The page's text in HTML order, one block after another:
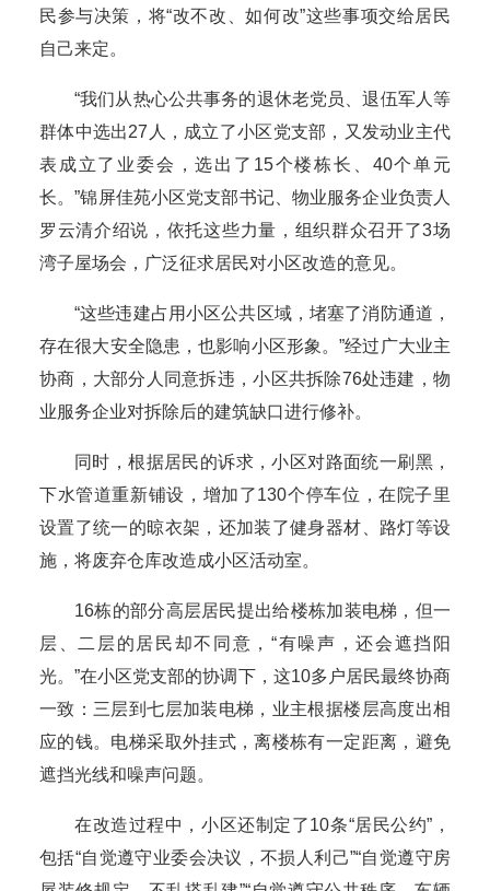
民参与决策，将“改不改、如何改”这些事项交给居民
自己来定。
“我们从热心公共事务的退休老党员、退伍军人等
群体中选出27人，成立了小区党支部，又发动业主代
表成立了业委会，选出了15个楼栋长、40个单元
长。”锦屏佳苑小区党支部书记、物业服务企业负责人
罗云清介绍说，依托这些力量，组织群众召开了3场
湾子屋场会，广泛征求居民对小区改造的意见。
“这些违建占用小区公共区域，堵塞了消防通道，
存在很大安全隐患，也影响小区形象。”经过广大业主
协商，大部分人同意拆违，小区共拆除76处违建，物
业服务企业对拆除后的建筑缺口进行修补。
同时，根据居民的诉求，小区对路面统一刷黑，
下水管道重新铺设，增加了130个停车位，在院子里
设置了统一的晾衣架，还加装了健身器材、路灯等设
施，将废弃仓库改造成小区活动室。
16栋的部分高层居民提出给楼栋加装电梯，但一
层、二层的居民却不同意，“有噪声，还会遮挡阳
光。”在小区党支部的协调下，这10多户居民最终协商
一致：三层到七层加装电梯，业主根据楼层高度出相
应的钱。电梯采取外挂式，离楼栋有一定距离，避免
遮挡光线和噪声问题。
在改造过程中，小区还制定了10条“居民公约”，
包括“自觉遵守业委会决议，不损人利己”“自觉遵守房